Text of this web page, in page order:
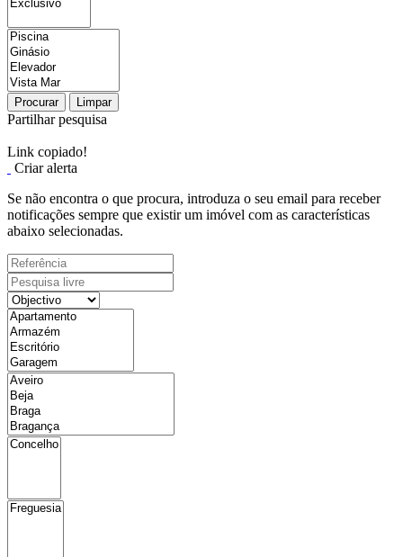
Procurar Limpar
Partilhar pesquisa
Link copiado!
Criar alerta
Se não encontra o que procura, introduza o seu email para receber
notificações sempre que existir um imóvel com as características
abaixo selecionadas.